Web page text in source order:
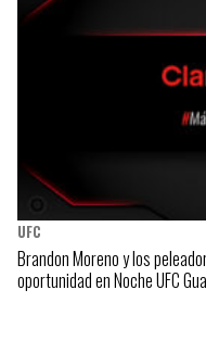
UFC
Brandon Moreno y los
oportunidad en Noche UFC